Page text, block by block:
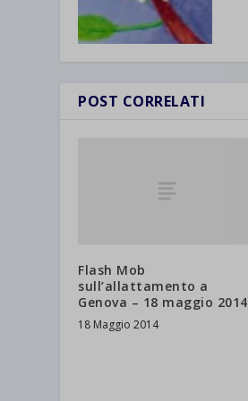
POST CORRELATI
Flash Mob
sull’allattamento a
Genova – 18 maggio 2014
18 Maggio 2014